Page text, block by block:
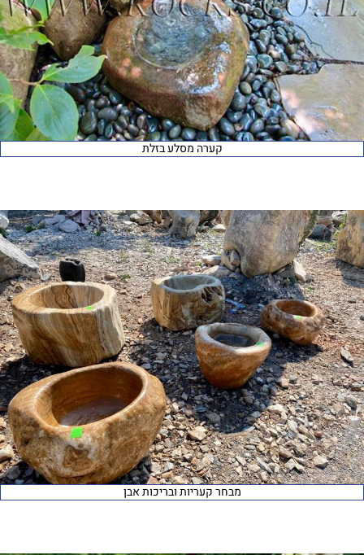
קערה מסלע בזלת
מבחר קעריות ובריכות אבן